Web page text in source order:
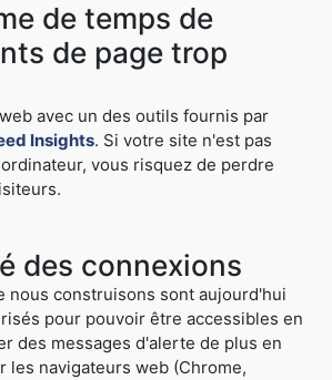
de temps de
de page trop
avec un des outils fournis par
Insights. Si votre site n'est pas
vous risquez de perdre
des connexions
nous construisons sont aujourd'hui
pour pouvoir être accessibles en
des messages d'alerte de plus en
les navigateurs web (Chrome,